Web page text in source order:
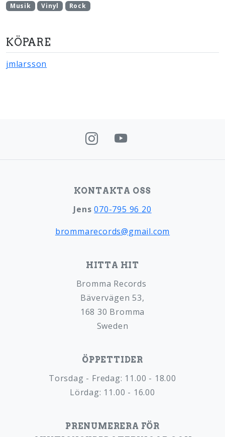
Musik Vinyl Rock
KÖPARE
jmlarsson
KONTAKTA OSS
Jens070-795 96 20
brommarecords@gmail.com
HITTA HIT
Bromma Records
Bävervägen 53,
168 30 Bromma
Sweden
ÖPPETTIDER
Torsdag - Fredag: 11.00 - 18.00
Lördag: 11.00 - 16.00
PRENUMERERA FÖR